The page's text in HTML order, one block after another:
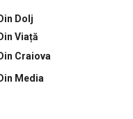
Din Dolj
Din Viață
Craiova
Din Media